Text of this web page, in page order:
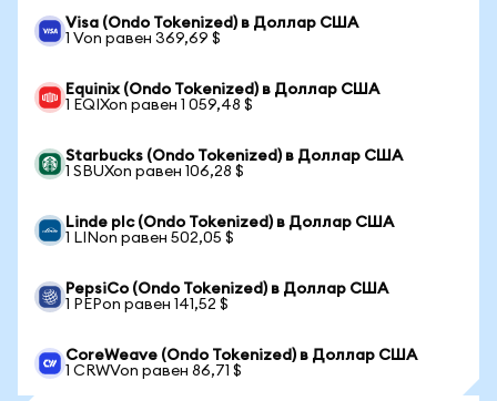
Visa (Ondo Tokenized) в Доллар США
1 Von равен 369,69 $
Equinix (Ondo Tokenized) в Доллар США
1 EQIXon равен 1 059,48 $
Starbucks (Ondo Tokenized) в Доллар США
1 SBUXon равен 106,28 $
Linde plc (Ondo Tokenized) в Доллар США
1 LINon равен 502,05 $
PepsiCo (Ondo Tokenized) в Доллар США
1 PEPon равен 141,52 $
CoreWeave (Ondo Tokenized) в Доллар США
1 CRWVon равен 86,71 $